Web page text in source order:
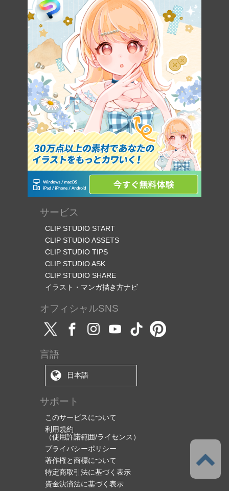
サービス
CLIP STUDIO START
CLIP STUDIO ASSETS
CLIP STUDIO TIPS
CLIP STUDIO ASK
CLIP STUDIO SHARE
イラスト・マンガ描き方ナビ
オフィシャルSNS
言語
日本語
サポート
このサービスについて
利用規約
（使用許諾範囲/ライセンス）
プライバシーポリシー
著作権と商標について
特定商取引法に基づく表示
資金決済法に基づく表示